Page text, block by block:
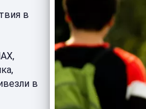
в
в